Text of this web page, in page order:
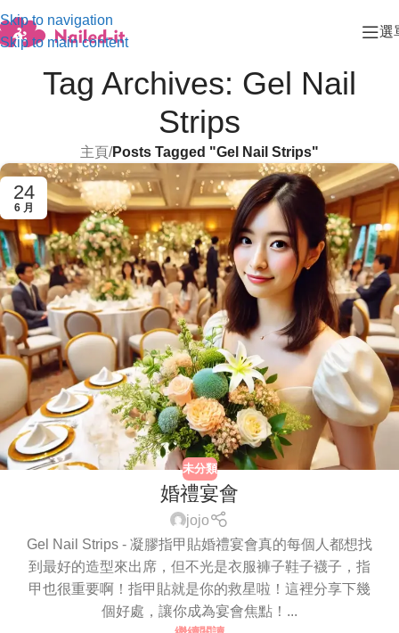
Skip to navigation
Skip to main content
選
Tag Archives: Gel Nail
Strips
主頁/Posts Tagged "Gel Nail Strips"
24
6 月
未分類
婚禮宴會
jojo
Gel Nail Strips - 凝膠指甲貼婚禮宴會真的每個人都想找
到最好的造型來出席，但不光是衣服褲子鞋子襪子，指
甲也很重要啊！指甲貼就是你的救星啦！這裡分享下幾
個好處，讓你成為宴會焦點！...